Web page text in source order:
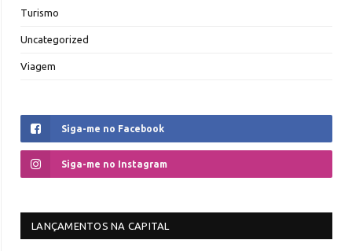
Turismo
Uncategorized
Viagem
Siga-me no Facebook
Siga-me no Instagram
LANÇAMENTOS NA CAPITAL